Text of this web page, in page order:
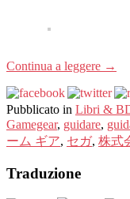
Continua a leggere →
Pubblicato in Libri &
Gamegear, guidare,
ーム ギア, セガ, 株式
Traduzione